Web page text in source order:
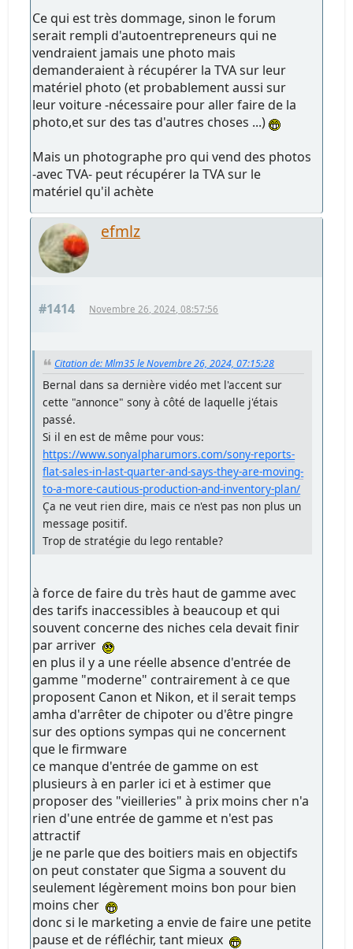
Ce qui est très dommage, sinon le forum
serait rempli d'autoentrepreneurs qui ne
vendraient jamais une photo mais
demanderaient à récupérer la TVA sur leur
matériel photo (et probablement aussi sur
leur voiture -nécessaire pour aller faire de la
photo,et sur des tas d'autres choses ...)
Mais un photographe pro qui vend des photos
-avec TVA- peut récupérer la TVA sur le
matériel qu'il achète
efmlz
#1414 Novembre 26, 2024, 08:57:56
Citation de: Mlm35 le Novembre 26, 2024, 07:15:28
Bernal dans sa dernière vidéo met l'accent sur
cette "annonce" sony à côté de laquelle j'étais
passé.
Si il en est de même pour vous:
https://www.sonyalpharumors.com/sony-reports-
flat-sales-in-last-quarter-and-says-they-are-moving-
to-a-more-cautious-production-and-inventory-plan/
Ça ne veut rien dire, mais ce n'est pas non plus un
message positif.
Trop de stratégie du lego rentable?
à force de faire du très haut de gamme avec
des tarifs inaccessibles à beaucoup et qui
souvent concerne des niches cela devait finir
par arriver
en plus il y a une réelle absence d'entrée de
gamme "moderne" contrairement à ce que
proposent Canon et Nikon, et il serait temps
amha d'arrêter de chipoter ou d'être pingre
sur des options sympas qui ne concernent
que le firmware
ce manque d'entrée de gamme on est
plusieurs à en parler ici et à estimer que
proposer des "vieilleries" à prix moins cher n'a
rien d'une entrée de gamme et n'est pas
attractif
je ne parle que des boitiers mais en objectifs
on peut constater que Sigma a souvent du
seulement légèrement moins bon pour bien
moins cher
donc si le marketing a envie de faire une petite
pause et de réfléchir, tant mieux